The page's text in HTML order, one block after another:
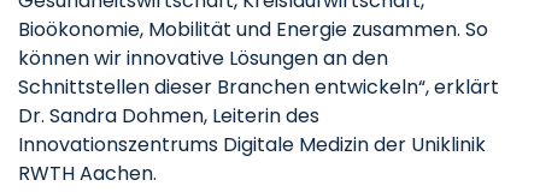
Bioökonomie, Mobilität und Energie zusammen. So
können wir innovative Lösungen an den
Schnittstellen dieser Branchen entwickeln“, erklärt
Dr. Sandra Dohmen, Leiterin des
Innovationszentrums Digitale Medizin der Uniklinik
RWTH Aachen.